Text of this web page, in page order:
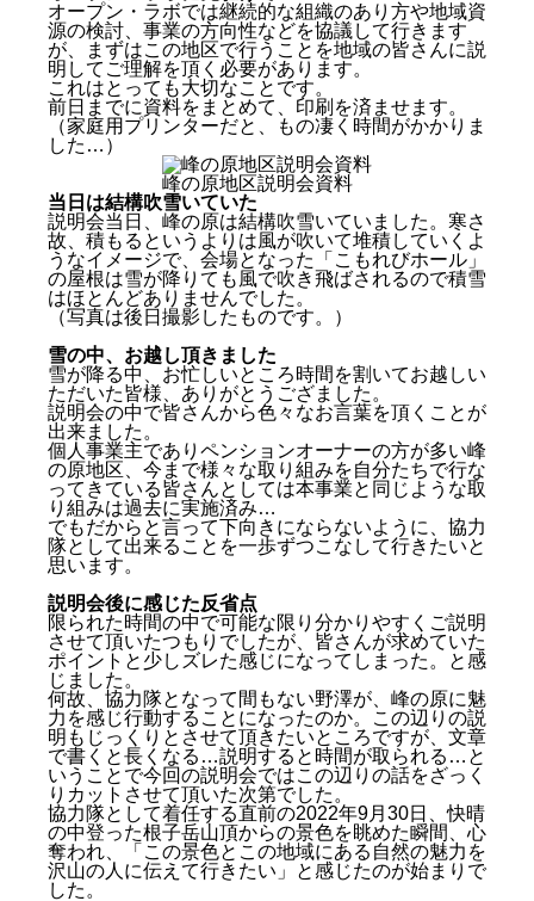
オープン・ラボでは継続的な組織のあり方や地域資
源の検討、事業の方向性などを協議して行きます
が、まずはこの地区で行うことを地域の皆さんに説
明してご理解を頂く必要があります。
これはとっても大切なことです。
前日までに資料をまとめて、印刷を済ませます。
（家庭用プリンターだと、もの凄く時間がかかりま
した…）
峰の原地区説明会資料
当日は結構吹雪いていた
説明会当日、峰の原は結構吹雪いていました。寒さ
故、積もるというよりは風が吹いて堆積していくよ
うなイメージで、会場となった「こもれびホール」
の屋根は雪が降りても風で吹き飛ばされるので積雪
はほとんどありませんでした。
（写真は後日撮影したものです。）
雪の中、お越し頂きました
雪が降る中、お忙しいところ時間を割いてお越しい
ただいた皆様、ありがとうござました。
説明会の中で皆さんから色々なお言葉を頂くことが
出来ました。
個人事業主でありペンションオーナーの方が多い峰
の原地区、今まで様々な取り組みを自分たちで行な
ってきている皆さんとしては本事業と同じような取
り組みは過去に実施済み…
でもだからと言って下向きにならないように、協力
隊として出来ることを一歩ずつこなして行きたいと
思います。
説明会後に感じた反省点
限られた時間の中で可能な限り分かりやすくご説明
させて頂いたつもりでしたが、皆さんが求めていた
ポイントと少しズレた感じになってしまった。と感
じました。
何故、協力隊となって間もない野澤が、峰の原に魅
力を感じ行動することになったのか。この辺りの説
明もじっくりとさせて頂きたいところですが、文章
で書くと長くなる…説明すると時間が取られる…と
いうことで今回の説明会ではこの辺りの話をざっく
りカットさせて頂いた次第でした。
協力隊として着任する直前の2022年9月30日、快晴
の中登った根子岳山頂からの景色を眺めた瞬間、心
奪われ、「この景色とこの地域にある自然の魅力を
沢山の人に伝えて行きたい」と感じたのが始まりで
した。